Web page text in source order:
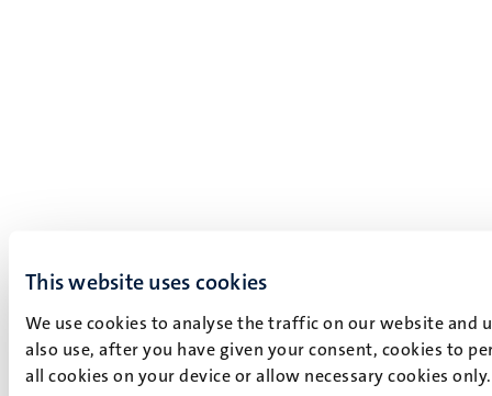
This website uses cookies
We use cookies to analyse the traffic on our website and
also use, after you have given your consent, cookies to
all cookies on your device or allow necessary cookies